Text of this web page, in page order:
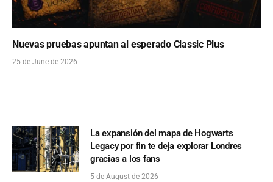
Nuevas pruebas apuntan al esperado Classic Plus
25 de June de 2026
La expansión del mapa de Hogwarts
Legacy por fin te deja explorar Londres
gracias a los fans
5 de August de 2026